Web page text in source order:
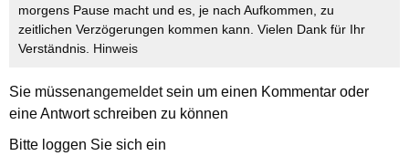
morgens Pause macht und es, je nach Aufkommen, zu
zeitlichen Verzögerungen kommen kann. Vielen Dank für Ihr
Verständnis. Hinweis
Sie müssenangemeldetsein um einen Kommentar oder
eine Antwort schreiben zu können
Bitte loggen Sie sich ein